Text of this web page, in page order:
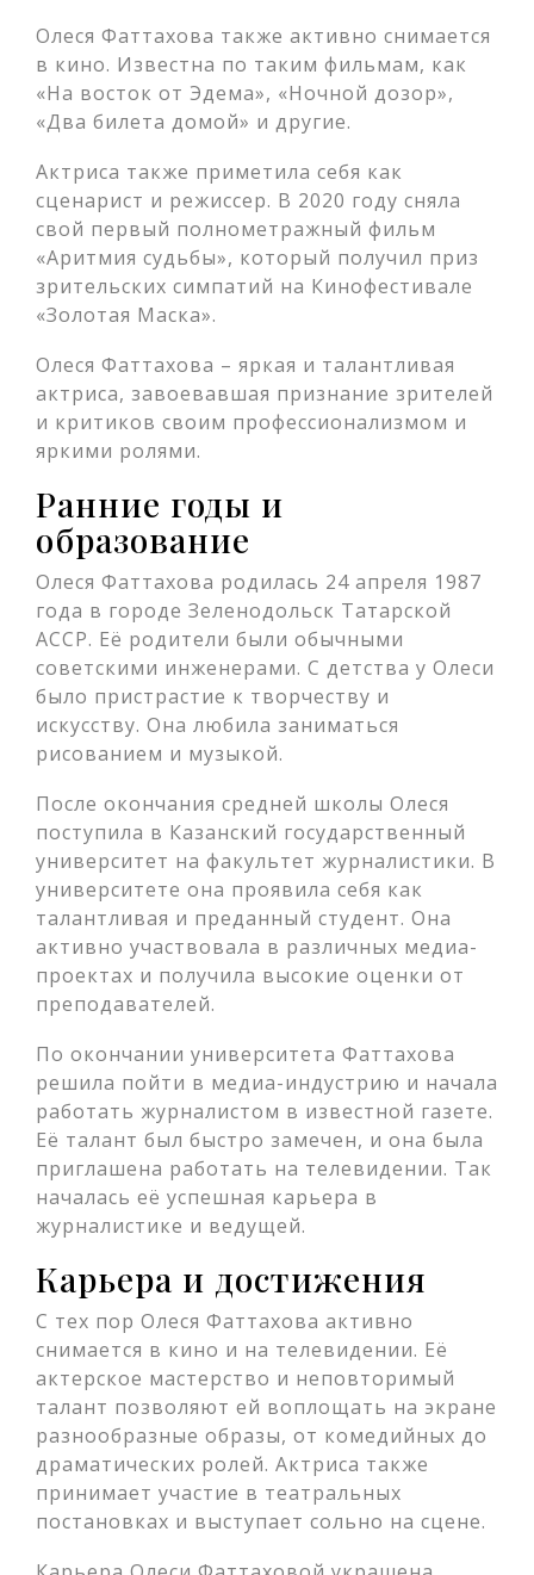
Олеся Фаттахова также активно снимается
в кино. Известна по таким фильмам, как
«На восток от Эдема», «Ночной дозор»,
«Два билета домой» и другие.
Актриса также приметила себя как
сценарист и режиссер. В 2020 году сняла
свой первый полнометражный фильм
«Аритмия судьбы», который получил приз
зрительских симпатий на Кинофестивале
«Золотая Маска».
Олеся Фаттахова – яркая и талантливая
актриса, завоевавшая признание зрителей
и критиков своим профессионализмом и
яркими ролями.
Ранние годы и
образование
Олеся Фаттахова родилась 24 апреля 1987
года в городе Зеленодольск Татарской
АССР. Её родители были обычными
советскими инженерами. С детства у Олеси
было пристрастие к творчеству и
искусству. Она любила заниматься
рисованием и музыкой.
После окончания средней школы Олеся
поступила в Казанский государственный
университет на факультет журналистики. В
университете она проявила себя как
талантливая и преданный студент. Она
активно участвовала в различных медиа-
проектах и получила высокие оценки от
преподавателей.
По окончании университета Фаттахова
решила пойти в медиа-индустрию и начала
работать журналистом в известной газете.
Её талант был быстро замечен, и она была
приглашена работать на телевидении. Так
началась её успешная карьера в
журналистике и ведущей.
Карьера и достижения
С тех пор Олеся Фаттахова активно
снимается в кино и на телевидении. Её
актерское мастерство и неповторимый
талант позволяют ей воплощать на экране
разнообразные образы, от комедийных до
драматических ролей. Актриса также
принимает участие в театральных
постановках и выступает сольно на сцене.